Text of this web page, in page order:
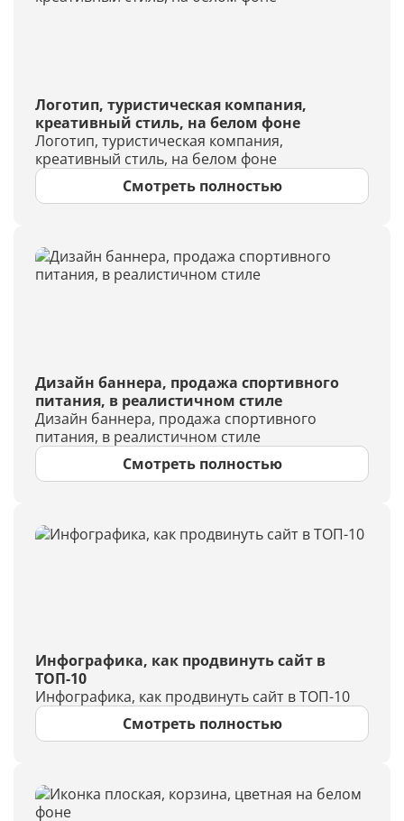
Логотип, туристическая компания,
креативный стиль, на белом фоне
Логотип, туристическая компания,
креативный стиль, на белом фоне
Смотреть полностью
Дизайн баннера, продажа спортивного
питания, в реалистичном стиле
Дизайн баннера, продажа спортивного
питания, в реалистичном стиле
Смотреть полностью
Инфографика, как продвинуть сайт в
ТОП-10
Инфографика, как продвинуть сайт в ТОП-10
Смотреть полностью